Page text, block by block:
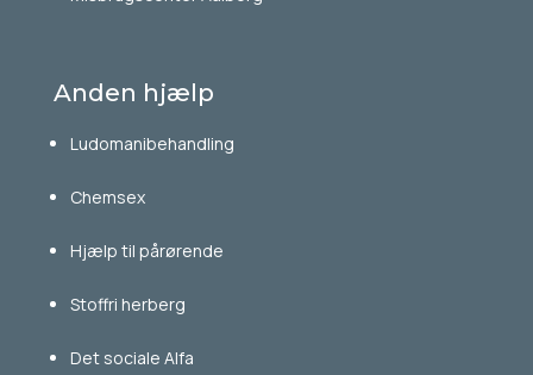
Anden hjælp
Ludomanibehandling
Chemsex
Hjælp til pårørende
Stoffri herberg
Det sociale Alfa